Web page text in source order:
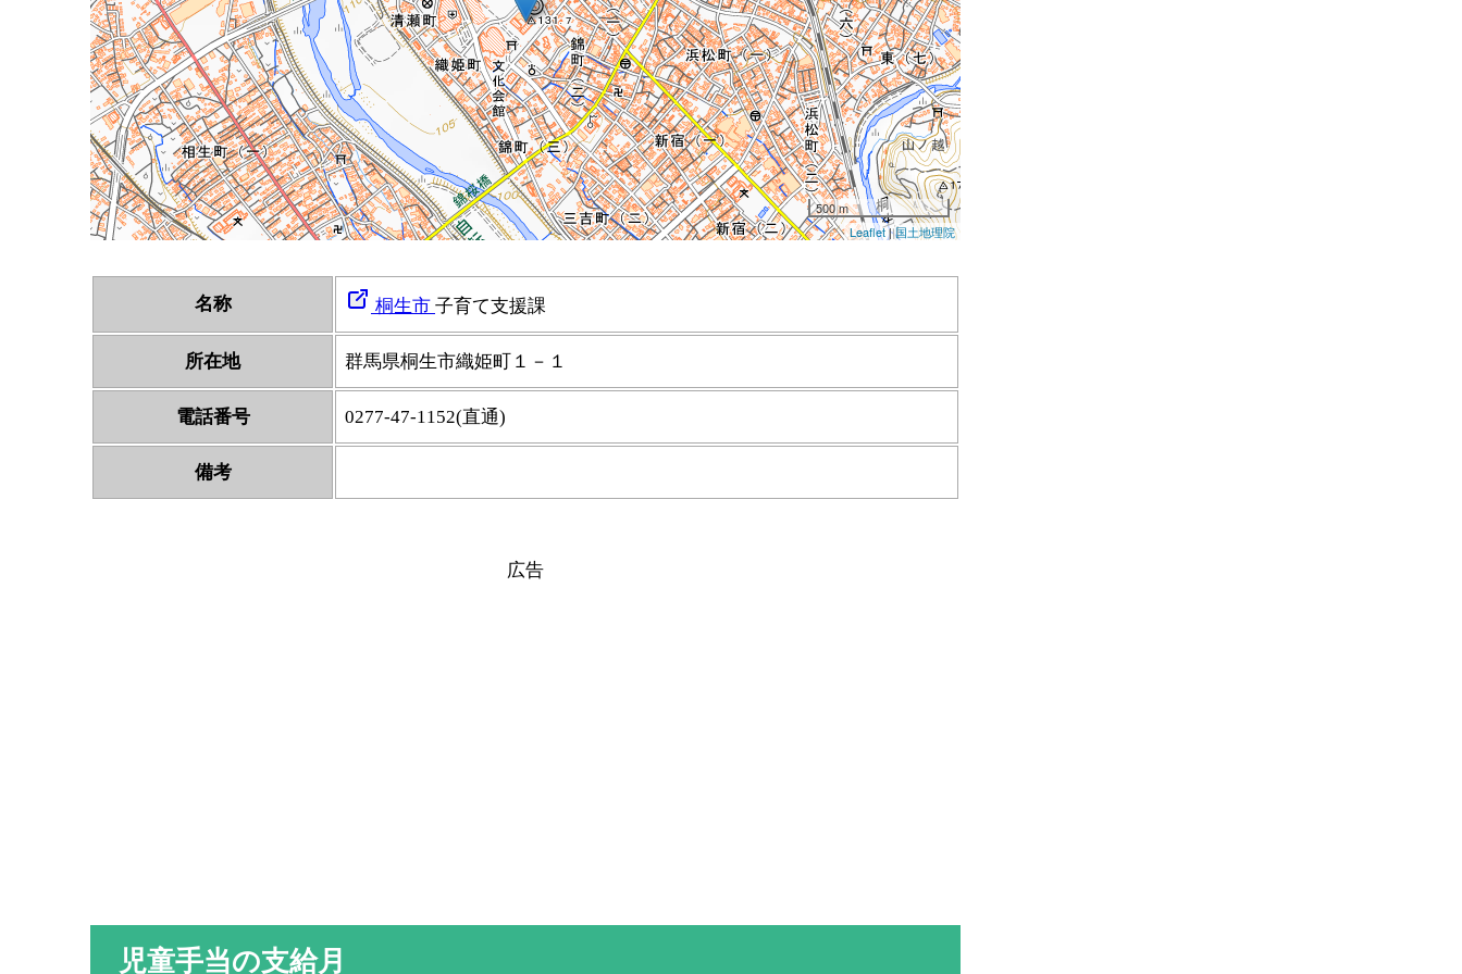
名称 桐生市 子育て支援課
所在地 群馬県桐生市織姫町１－１
電話番号 0277-47-1152(直通)
備考
児童手当の支給月